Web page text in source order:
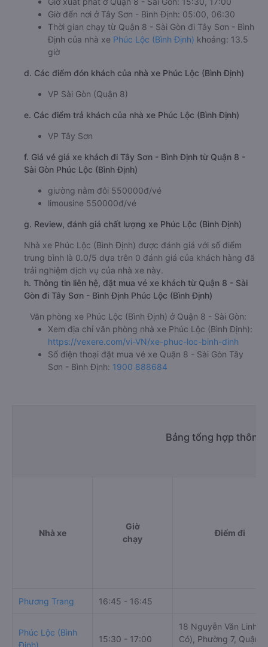
Giờ đến nơi ở Tây Sơn - Bình Định: 05:00, 06:30
Thời gian chạy từ Quận 8 - Sài Gòn đi Tây Sơn - Bình
Định của nhà xe Phúc Lộc (Bình Định) khoảng: 13.5
giờ
d. Các điểm đón khách của nhà xe Phúc Lộc (Bình Định)
VP Sài Gòn (Quận 8)
e. Các điểm trả khách của nhà xe Phúc Lộc (Bình Định)
VP Tây Sơn
f. Giá vé giá xe khách đi Tây Sơn - Bình Định từ Quận 8 -
Sài Gòn Phúc Lộc (Bình Định)
giường nằm đôi 550000đ/vé
limousine 550000đ/vé
g. Review, đánh giá chất lượng xe Phúc Lộc (Bình Định)
Nhà xe Phúc Lộc (Bình Định) được đánh giá với số điểm
trung bình là 0.0/5 dựa trên 0 đánh giá của khách hàng đã
trải nghiệm dịch vụ của nhà xe này.
h. Thông tin liên hệ, đặt mua vé xe khách từ Quận 8 - Sài
Gòn đi Tây Sơn - Bình Định Phúc Lộc (Bình Định)
Văn phòng xe Phúc Lộc (Bình Định) ở Quận 8 - Sài Gòn:
Xem địa chỉ văn phòng nhà xe Phúc Lộc (Bình Định):
https://vexere.com/vi-VN/xe-phuc-loc-binh-dinh
Số điện thoại đặt mua vé xe Quận 8 - Sài Gòn Tây
Sơn - Bình Định: 1900 888684
Bảng tổng hợp thông
Nhà xe
Giờ
chạy
Điểm đi
Phương Trang 16:45 - 16:45
Phúc Lộc (Bình
15:30 - 17:00
18 Nguyễn Văn Linh
Có), Phường 7, Quận